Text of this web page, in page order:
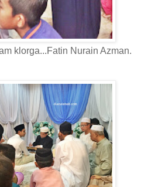
klorga...Fatin Nurain Azman.